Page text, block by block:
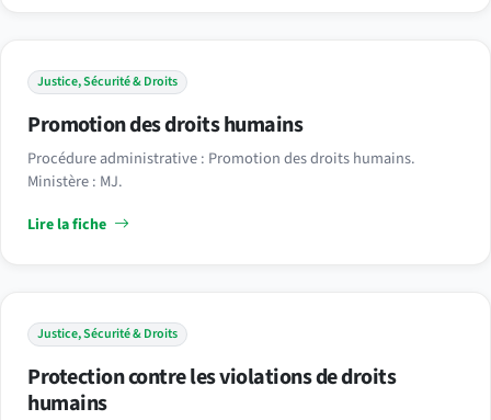
Justice, Sécurité & Droits
Promotion des droits humains
Procédure administrative : Promotion des droits humains.
Ministère : MJ.
Lire la fiche
Justice, Sécurité & Droits
Protection contre les violations de droits
humains